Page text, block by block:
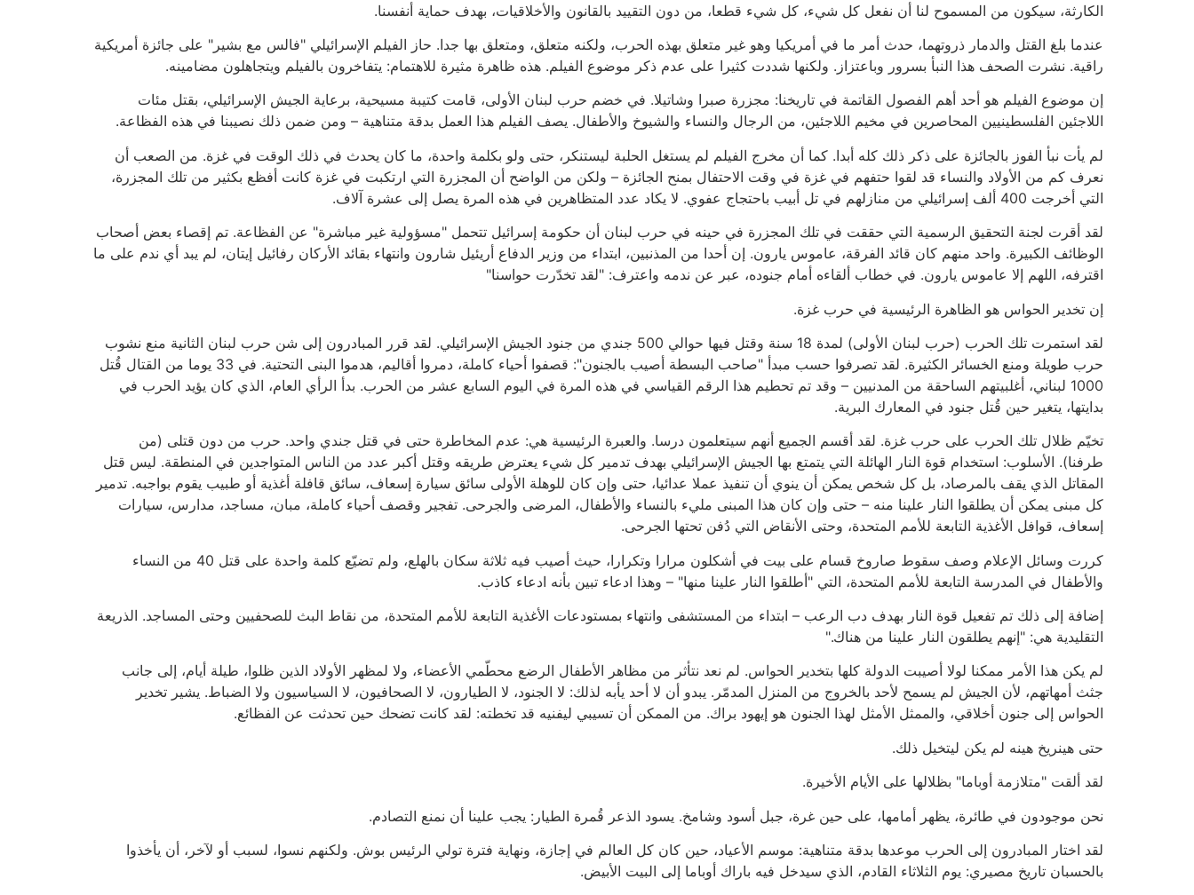
الكارثة، سيكون من المسموح لنا أن نفعل كل شيء، كل شيء قطعا، من دون التقييد بالقانون والأخلاقيات، بهدف حماية أنفسنا.
عندما بلغ القتل والدمار ذروتهما، حدث أمر ما في أمريكيا وهو غير متعلق بهذه الحرب، ولكنه متعلق، ومتعلق بها جدا. حاز الفيلم الإسرائيلي "فالس مع بشير" على جائزة أمريكية
راقية. نشرت الصحف هذا النبأ بسرور وباعتزاز. ولكنها شددت كثيرا على عدم ذكر موضوع الفيلم. هذه ظاهرة مثيرة للاهتمام: يتفاخرون بالفيلم ويتجاهلون مضامينه.
إن موضوع الفيلم هو أحد أهم الفصول القاتمة في تاريخنا: مجزرة صبرا وشاتيلا. في خضم حرب لبنان الأولى، قامت كتيبة مسيحية، برعاية الجيش الإسرائيلي، بقتل مئات
اللاجئين الفلسطينيين المحاصرين في مخيم اللاجئين، من الرجال والنساء والشيوخ والأطفال. يصف الفيلم هذا العمل بدقة متناهية – ومن ضمن ذلك نصيبنا في هذه الفظاعة.
لم يأت نبأ الفوز بالجائزة على ذكر ذلك كله أبدا. كما أن مخرج الفيلم لم يستغل الحلبة ليستنكر، حتى ولو بكلمة واحدة، ما كان يحدث في ذلك الوقت في غزة. من الصعب أن
نعرف كم من الأولاد والنساء قد لقوا حتفهم في غزة في وقت الاحتفال بمنح الجائزة – ولكن من الواضح أن المجزرة التي ارتكبت في غزة كانت أفظع بكثير من تلك المجزرة،
التي أخرجت 400 ألف إسرائيلي من منازلهم في تل أبيب باحتجاج عفوي. لا يكاد عدد المتظاهرين في هذه المرة يصل إلى عشرة آلاف.
لقد أقرت لجنة التحقيق الرسمية التي حققت في تلك المجزرة في حينه في حرب لبنان أن حكومة إسرائيل تتحمل "مسؤولية غير مباشرة" عن الفظاعة. تم إقصاء بعض أصحاب
الوظائف الكبيرة. واحد منهم كان قائد الفرقة، عاموس يارون. إن أحدا من المذنبين، ابتداء من وزير الدفاع أريئيل شارون وانتهاء بقائد الأركان رفائيل إيتان، لم يبد أي ندم على ما
اقترفه، اللهم إلا عاموس يارون. في خطاب ألقاءه أمام جنوده، عبر عن ندمه واعترف: "لقد تخدّرت حواسنا"
إن تخدير الحواس هو الظاهرة الرئيسية في حرب غزة.
لقد استمرت تلك الحرب (حرب لبنان الأولى) لمدة 18 سنة وقتل فيها حوالي 500 جندي من جنود الجيش الإسرائيلي. لقد قرر المبادرون إلى شن حرب لبنان الثانية منع نشوب
حرب طويلة ومنع الخسائر الكثيرة. لقد تصرفوا حسب مبدأ "صاحب البسطة أصيب بالجنون": قصفوا أحياء كاملة، دمروا أقاليم، هدموا البنى التحتية. في 33 يوما من القتال قُتل
1000 لبناني، أغلبيتهم الساحقة من المدنيين – وقد تم تحطيم هذا الرقم القياسي في هذه المرة في اليوم السابع عشر من الحرب. بدأ الرأي العام، الذي كان يؤيد الحرب في
بدايتها، يتغير حين قُتل جنود في المعارك البرية.
تخيّم ظلال تلك الحرب على حرب غزة. لقد أقسم الجميع أنهم سيتعلمون درسا. والعبرة الرئيسية هي: عدم المخاطرة حتى في قتل جندي واحد. حرب من دون قتلى (من
طرفنا). الأسلوب: استخدام قوة النار الهائلة التي يتمتع بها الجيش الإسرائيلي بهدف تدمير كل شيء يعترض طريقه وقتل أكبر عدد من الناس المتواجدين في المنطقة. ليس قتل
المقاتل الذي يقف بالمرصاد، بل كل شخص يمكن أن ينوي أن تنفيذ عملا عدائيا، حتى وإن كان للوهلة الأولى سائق سيارة إسعاف، سائق قافلة أغذية أو طبيب يقوم بواجبه. تدمير
كل مبنى يمكن أن يطلقوا النار علينا منه – حتى وإن كان هذا المبنى مليء بالنساء والأطفال، المرضى والجرحى. تفجير وقصف أحياء كاملة، مبان، مساجد، مدارس، سيارات
إسعاف، قوافل الأغذية التابعة للأمم المتحدة، وحتى الأنقاض التي دُفن تحتها الجرحى.
كررت وسائل الإعلام وصف سقوط صاروخ قسام على بيت في أشكلون مرارا وتكرارا، حيث أصيب فيه ثلاثة سكان بالهلع، ولم تضيّع كلمة واحدة على قتل 40 من النساء
والأطفال في المدرسة التابعة للأمم المتحدة، التي "أطلقوا النار علينا منها" – وهذا ادعاء تبين بأنه ادعاء كاذب.
إضافة إلى ذلك تم تفعيل قوة النار بهدف دب الرعب – ابتداء من المستشفى وانتهاء بمستودعات الأغذية التابعة للأمم المتحدة، من نقاط البث للصحفيين وحتى المساجد. الذريعة
التقليدية هي: "إنهم يطلقون النار علينا من هناك."
لم يكن هذا الأمر ممكنا لولا أصيبت الدولة كلها بتخدير الحواس. لم نعد نتأثر من مظاهر الأطفال الرضع محطّمي الأعضاء، ولا لمظهر الأولاد الذين ظلوا، طيلة أيام، إلى جانب
جثث أمهاتهم، لأن الجيش لم يسمح لأحد بالخروج من المنزل المدمّر. يبدو أن لا أحد يأبه لذلك: لا الجنود، لا الطيارون، لا الصحافيون، لا السياسيون ولا الضباط. يشير تخدير
الحواس إلى جنون أخلاقي، والممثل الأمثل لهذا الجنون هو إيهود براك. من الممكن أن تسيبي ليفنيه قد تخطته: لقد كانت تضحك حين تحدثت عن الفظائع.
حتى هينريخ هينه لم يكن ليتخيل ذلك.
لقد ألقت "متلازمة أوباما" بظلالها على الأيام الأخيرة.
نحن موجودون في طائرة، يظهر أمامها، على حين غرة، جبل أسود وشامخ. يسود الذعر قُمرة الطيار: يجب علينا أن نمنع التصادم.
لقد اختار المبادرون إلى الحرب موعدها بدقة متناهية: موسم الأعياد، حين كان كل العالم في إجازة، ونهاية فترة تولي الرئيس بوش. ولكنهم نسوا، لسبب أو لآخر، أن يأخذوا
بالحسبان تاريخ مصيري: يوم الثلاثاء القادم، الذي سيدخل فيه باراك أوباما إلى البيت الأبيض.